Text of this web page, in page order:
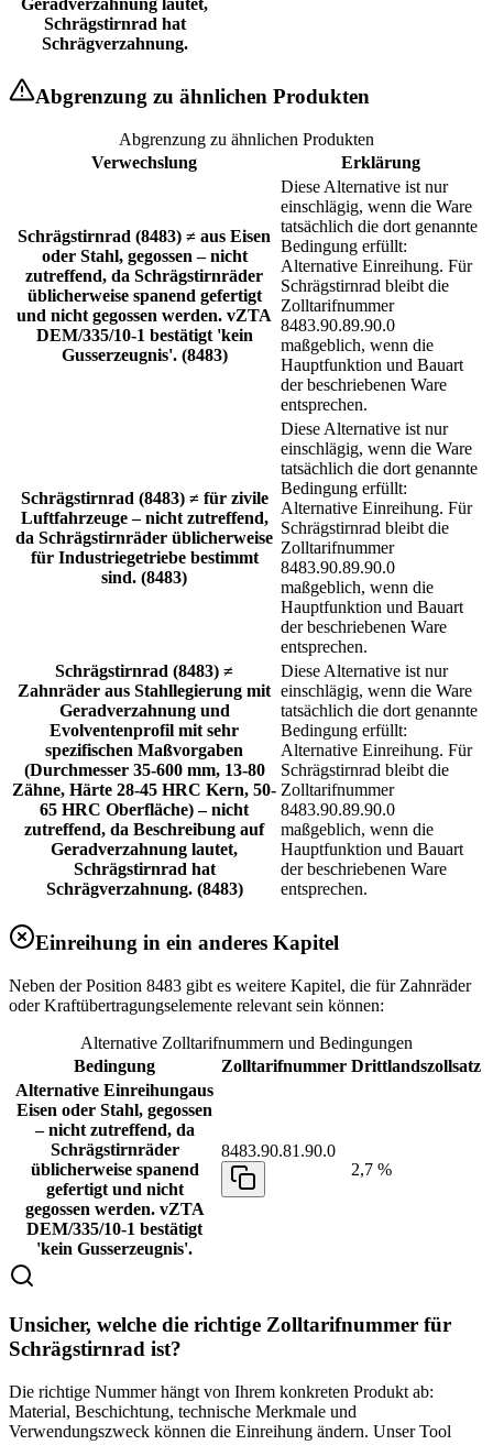
Schrägstirnrad hat
Schrägverzahnung.
Abgrenzung zu ähnlichen Produkten
Abgrenzung zu ähnlichen Produkten
Verwechslung
Erklärung
Schrägstirnrad (8483) ≠ aus Eisen
oder Stahl, gegossen – nicht
zutreffend, da Schrägstirnräder
üblicherweise spanend gefertigt
und nicht gegossen werden. vZTA
DEM/335/10-1 bestätigt 'kein
Gusserzeugnis'. (8483)
Diese Alternative ist nur
einschlägig, wenn die Ware
tatsächlich die dort genannte
Bedingung erfüllt:
Alternative Einreihung. Für
Schrägstirnrad bleibt die
Zolltarifnummer
8483.90.89.90.0
maßgeblich, wenn die
Hauptfunktion und Bauart
der beschriebenen Ware
entsprechen.
Schrägstirnrad (8483) ≠ für zivile
Luftfahrzeuge – nicht zutreffend,
da Schrägstirnräder üblicherweise
für Industriegetriebe bestimmt
sind. (8483)
Diese Alternative ist nur
einschlägig, wenn die Ware
tatsächlich die dort genannte
Bedingung erfüllt:
Alternative Einreihung. Für
Schrägstirnrad bleibt die
Zolltarifnummer
8483.90.89.90.0
maßgeblich, wenn die
Hauptfunktion und Bauart
der beschriebenen Ware
entsprechen.
Schrägstirnrad (8483) ≠
Zahnräder aus Stahllegierung mit
Geradverzahnung und
Evolventenprofil mit sehr
spezifischen Maßvorgaben
(Durchmesser 35-600 mm, 13-80
Zähne, Härte 28-45 HRC Kern, 50-
65 HRC Oberfläche) – nicht
zutreffend, da Beschreibung auf
Geradverzahnung lautet,
Schrägstirnrad hat
Schrägverzahnung. (8483)
Diese Alternative ist nur
einschlägig, wenn die Ware
tatsächlich die dort genannte
Bedingung erfüllt:
Alternative Einreihung. Für
Schrägstirnrad bleibt die
Zolltarifnummer
8483.90.89.90.0
maßgeblich, wenn die
Hauptfunktion und Bauart
der beschriebenen Ware
entsprechen.
Einreihung in ein anderes Kapitel
Neben der Position 8483 gibt es weitere Kapitel, die für Zahnräder
oder Kraftübertragungselemente relevant sein können:
Alternative Zolltarifnummern und Bedingungen
Bedingung
Zolltarifnummer Drittlandszollsatz
Alternative Einreihungaus
Eisen oder Stahl, gegossen
– nicht zutreffend, da
Schrägstirnräder
üblicherweise spanend
gefertigt und nicht
gegossen werden. vZTA
DEM/335/10-1 bestätigt
'kein Gusserzeugnis'.
8483.90.81.90.0
2,7 %
Unsicher, welche die richtige Zolltarifnummer für
Schrägstirnrad ist?
Die richtige Nummer hängt von Ihrem konkreten Produkt ab:
Material, Beschichtung, technische Merkmale und
Verwendungszweck können die Einreihung ändern. Unser Tool